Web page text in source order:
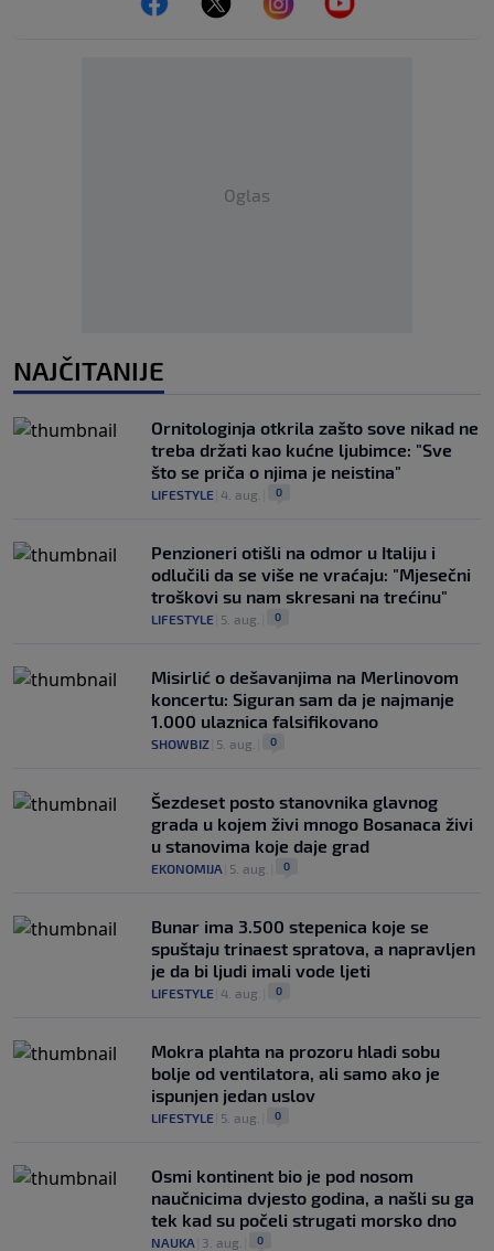
Oglas
NAJČITANIJE
Ornitologinja otkrila zašto sove nikad ne
treba držati kao kućne ljubimce: "Sve
što se priča o njima je neistina"
LIFESTYLE 4. aug. 0
Penzioneri otišli na odmor u Italiju i
odlučili da se više ne vraćaju: "Mjesečni
troškovi su nam skresani na trećinu"
LIFESTYLE 5. aug. 0
Misirlić o dešavanjima na Merlinovom
koncertu: Siguran sam da je najmanje
1.000 ulaznica falsifikovano
SHOWBIZ 5. aug. 0
Šezdeset posto stanovnika glavnog
grada u kojem živi mnogo Bosanaca živi
u stanovima koje daje grad
EKONOMIJA 5. aug. 0
Bunar imа 3.500 stepenica koje se
spuštaju trinaest spratova, a napravljen
je da bi ljudi imali vode ljeti
LIFESTYLE 4. aug. 0
Mokra plahta na prozoru hladi sobu
bolje od ventilatora, ali samo ako je
ispunjen jedan uslov
LIFESTYLE 5. aug. 0
Osmi kontinent bio je pod nosom
naučnicima dvjesto godina, a našli su ga
tek kad su počeli strugati morsko dno
NAUKA 3. aug. 0